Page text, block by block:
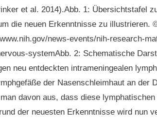
et al. 2014).Abb. 1: Übersichtstafel
die neuen Erkenntnisse zu illustrieren.
news-events/nih-research-
systemAbb. 2: Schematische
neu entdeckten intrameningealen
der Nasenschleimhaut an der
davon aus, dass diese
der neuesten Erkenntnisse wird nun